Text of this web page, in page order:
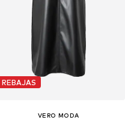
REBAJAS
VERO MODA